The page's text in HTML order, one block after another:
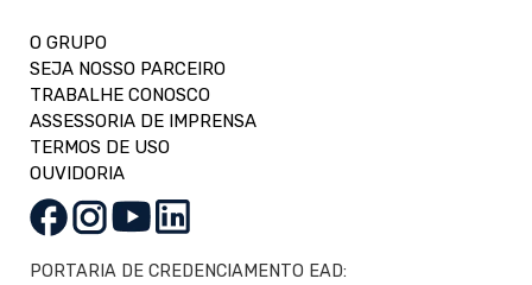
O GRUPO
SEJA NOSSO PARCEIRO
TRABALHE CONOSCO
ASSESSORIA DE IMPRENSA
TERMOS DE USO
OUVIDORIA
PORTARIA DE CREDENCIAMENTO EAD: